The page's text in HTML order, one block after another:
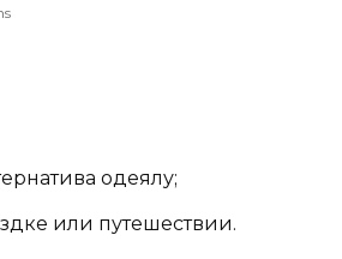
одеялу;
или путешествии.